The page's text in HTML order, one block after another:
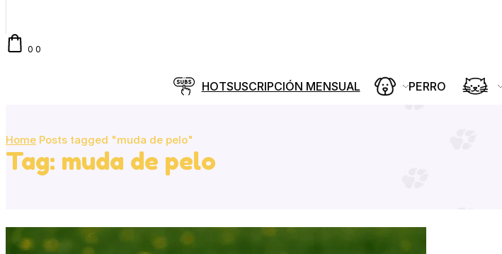
0 0
SUSCRIPCIÓN MENSUAL
HOT PERRO
Home Posts tagged "muda de pelo"
Tag: muda de pelo